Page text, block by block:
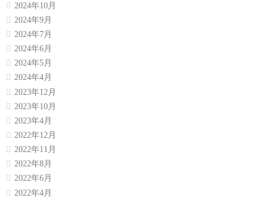
2024年10月
2024年9月
2024年7月
2024年6月
2024年5月
2024年4月
2023年12月
2023年10月
2023年4月
2022年12月
2022年11月
2022年8月
2022年6月
2022年4月